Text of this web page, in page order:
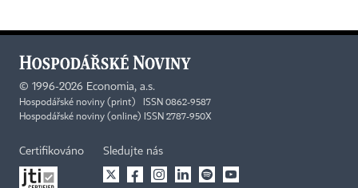
© 1996-2026 Economia, a.s.
Hospodářské noviny (print) ISSN 0862-9587
Hospodářské noviny (online) ISSN 2787-950X
Certifikováno Sledujte nás